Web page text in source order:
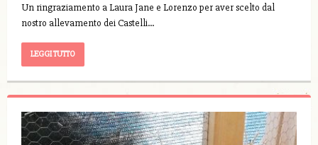
Un ringraziamento a Laura Jane e Lorenzo per aver scelto dal
nostro allevamento dei Castelli…
LEGGI TUTTO